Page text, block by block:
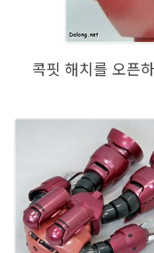
콕핏 해치를 오픈